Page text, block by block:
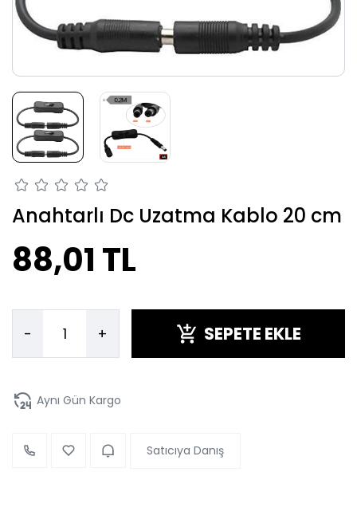
Anahtarlı Dc Uzatma Kablo 20 cm
88,01 TL
- + SEPETE EKLE
Aynı Gün Kargo
Satıcıya Danış